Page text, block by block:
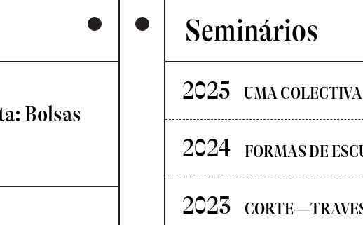
Bolsas
Seminários
2025 UMA
2024 FORMAS DE
2023